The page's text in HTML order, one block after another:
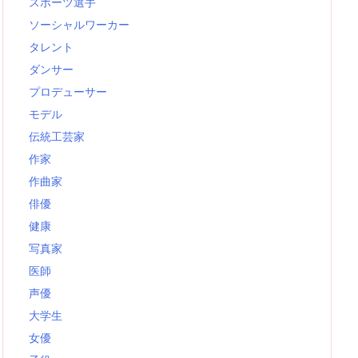
ソーシャルワーカー
タレント
ダンサー
プロデューサー
モデル
伝統工芸家
作家
作曲家
俳優
健康
写真家
医師
声優
大学生
女優